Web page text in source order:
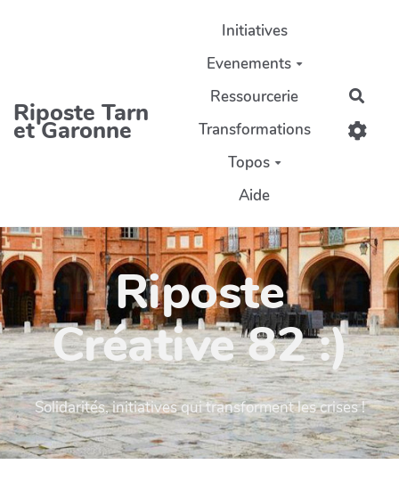
Riposte Tarn
et Garonne
Initiatives
Evenements
Ressourcerie
Transformations
Topos
Aide
Riposte
Créative 82 :)
Solidarités, initiatives qui transforment les crises !